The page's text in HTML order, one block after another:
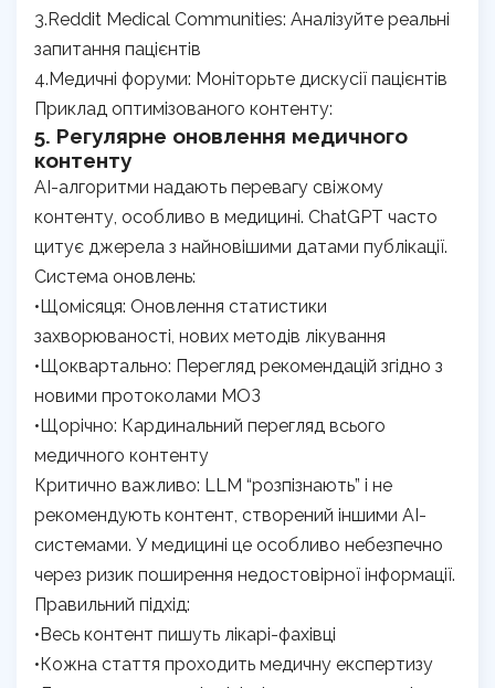
3.Reddit Medical Communities: Аналізуйте реальні
запитання пацієнтів
4.Медичні форуми: Моніторьте дискусії пацієнтів
Приклад оптимізованого контенту:
5. Регулярне оновлення медичного
контенту
AI-алгоритми надають перевагу свіжому
контенту, особливо в медицині. ChatGPT часто
цитує джерела з найновішими датами публікації.
Система оновлень:
•Щомісяця: Оновлення статистики
захворюваності, нових методів лікування
•Щоквартально: Перегляд рекомендацій згідно з
новими протоколами МОЗ
•Щорічно: Кардинальний перегляд всього
медичного контенту
Критично важливо: LLM “розпізнають” і не
рекомендують контент, створений іншими AI-
системами. У медицині це особливо небезпечно
через ризик поширення недостовірної інформації.
Правильний підхід:
•Весь контент пишуть лікарі-фахівці
•Кожна стаття проходить медичну експертизу